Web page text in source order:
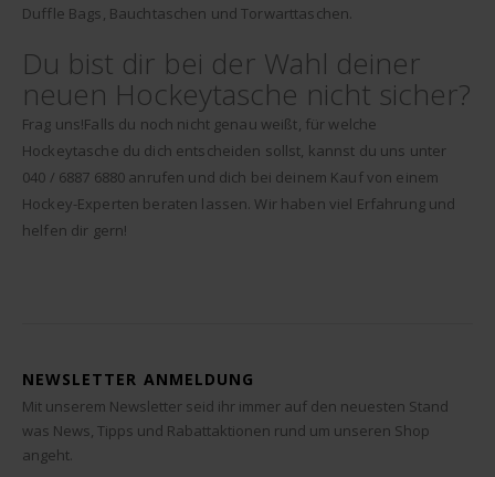
Duffle Bags, Bauchtaschen und Torwarttaschen.
Du bist dir bei der Wahl deiner
neuen Hockeytasche nicht sicher?
Frag uns!Falls du noch nicht genau weißt, für welche
Hockeytasche du dich entscheiden sollst, kannst du uns unter
040 / 6887 6880 anrufen und dich bei deinem Kauf von einem
Hockey-Experten beraten lassen. Wir haben viel Erfahrung und
helfen dir gern!
NEWSLETTER ANMELDUNG
Mit unserem Newsletter seid ihr immer auf den neuesten Stand
was News, Tipps und Rabattaktionen rund um unseren Shop
angeht.